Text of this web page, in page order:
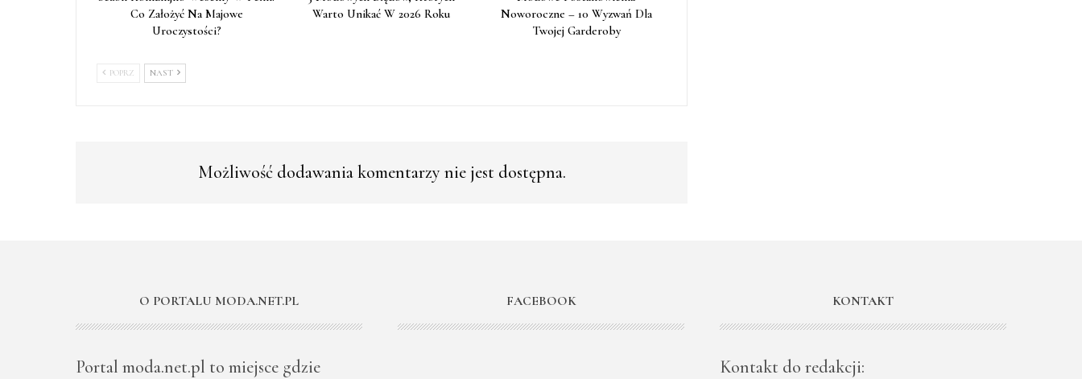
Co Założyć Na Majowe
Uroczystości?
Warto Unikać W 2026 Roku
Noworoczne – 10 Wyzwań Dla
Twojej Garderoby
POPRZ NAST
Możliwość dodawania komentarzy nie jest dostępna.
O PORTALU MODA.NET.PL
Portal moda.net.pl to miejsce gdzie
FACEBOOK KONTAKT
Kontakt do redakcji: